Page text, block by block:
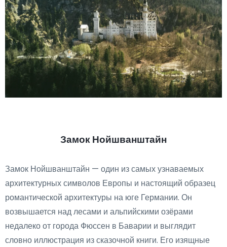
Замок Нойшванштайн
Замок Нойшванштайн — один из самых узнаваемых
архитектурных символов Европы и настоящий образец
романтической архитектуры на юге Германии. Он
возвышается над лесами и альпийскими озёрами
недалеко от города Фюссен в Баварии и выглядит
словно иллюстрация из сказочной книги. Его изящные